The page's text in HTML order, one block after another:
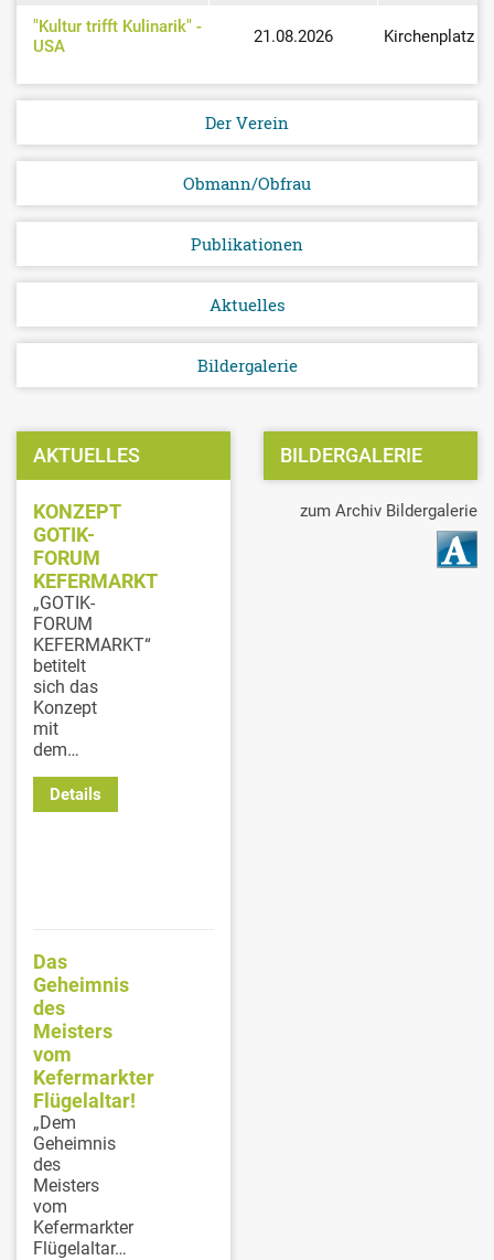
"Kultur trifft Kulinarik" -
USA
21.08.2026 Kirchenplatz
Der Verein
Obmann/Obfrau
Publikationen
Aktuelles
Bildergalerie
AKTUELLES
KONZEPT
GOTIK-
FORUM
KEFERMARKT
„GOTIK-
FORUM
KEFERMARKT“
betitelt
sich das
Konzept
mit
dem…
Details
Das
Geheimnis
des
Meisters
vom
Kefermarkter
Flügelaltar!
„Dem
Geheimnis
des
Meisters
vom
Kefermarkter
Flügelaltar…
BILDERGALERIE
zum Archiv Bildergalerie